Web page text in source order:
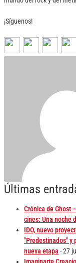
¡Síguenos!
Últimas
Crónica de Ghost
cines: Una noche
IDO, nuevo
"Predestinados" y
nueva etapa - 27
Imaginarte